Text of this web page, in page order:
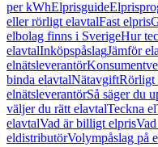
per kWhElprisguide
eller rörligt elavtalFast elpris
elbolag finns i SverigeHur
elavtalInköpspåslagJämför
elnätsleverantör
binda elavtalNätavgiftRörligt
elnätsleverantörSå säger du
väljer du rätt elavtalTeckna el
elavtalVad är billigt elpris
eldistributörVolympåslag på